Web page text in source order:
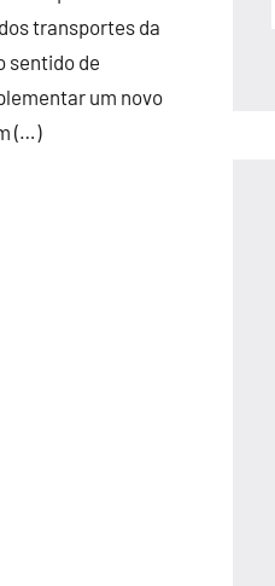
transportes da
sentido de
um novo
(…)